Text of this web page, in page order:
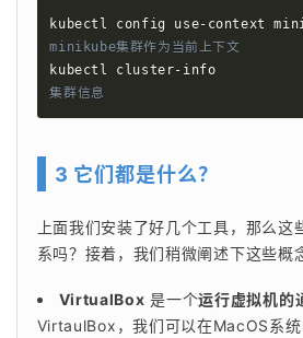
kubectl config use-context
minikube集群作为当前上下文
kubectl
集群信息
3 它们都是什么？
上面我们安装了好几个工具，那么这
系吗？接着，我们稍微阐述下这些概
VirtualBox 是一个运行虚拟机的
VirtaulBox，我们可以在MacOS系